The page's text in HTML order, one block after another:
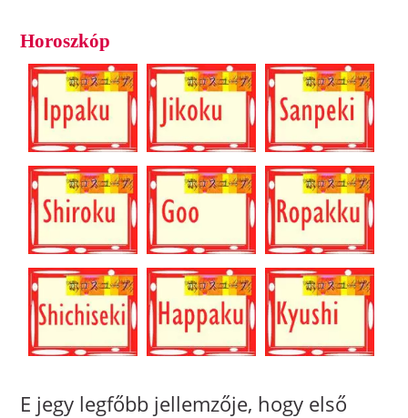
Horoszkóp
E jegy legfőbb jellemzője, hogy első